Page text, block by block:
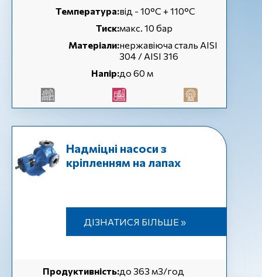
Температура:від - 10°C + 110°C
Тиск:макс. 10 бар
Матеріали:нержавіюча сталь AISI
304 / AISI 316
Напір:до 60 м
Надміцні насоси з
кріпленням на лапах
ДІЗНАТИСЯ БІЛЬШЕ »
Продуктивність:до 363 м3/год